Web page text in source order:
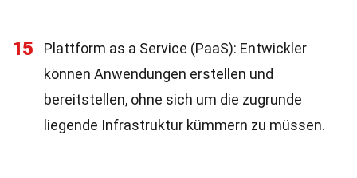
15
Plattform as a Service (PaaS): Entwickler
können Anwendungen erstellen und
bereitstellen, ohne sich um die zugrunde
liegende Infrastruktur kümmern zu müssen.